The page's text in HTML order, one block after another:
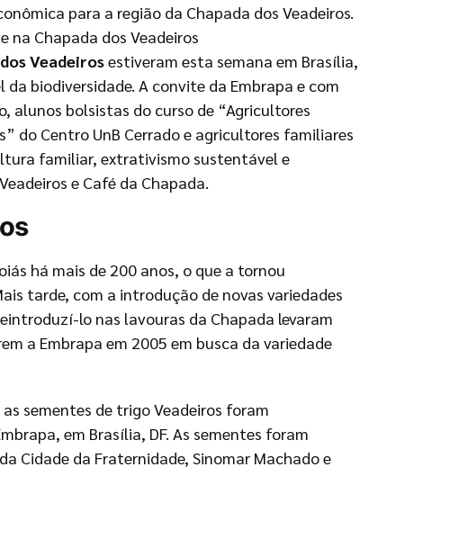
para a região da Chapada dos Veadeiros.
na Chapada dos Veadeiros
Veadeirosestiveram esta semana em Brasília,
biodiversidade. A convite da Embrapa e com
alunos bolsistas do curso de “Agricultores
do Centro UnB Cerrado e agricultores familiares
familiar, extrativismo sustentável e
e Café da Chapada.
há mais de 200 anos, o que a tornou
tarde, com a introdução de novas variedades
lo nas lavouras da Chapada levaram
a Embrapa em 2005 em busca da variedade
sementes de trigo Veadeiros foram
em Brasília, DF. As sementes foram
Cidade da Fraternidade, Sinomar Machado e